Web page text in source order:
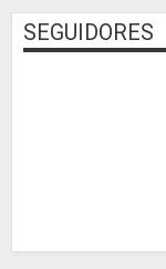
SEGUIDORES